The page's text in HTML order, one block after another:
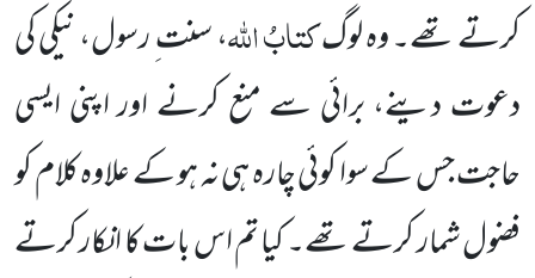
کرتے تھے۔ وہ لوگکتابُ اللہ، سنت ِ رسول، نیکی کی
دعوت دینے، برائی سے منع کرنے اور اپنی ایسی
حاجت جس کے سوا کوئی چارہ ہی نہ ہو کے علاوہ کلام کو
فضول شمار کرتے تھے۔ کیا تم اس بات کا انکار کرتے